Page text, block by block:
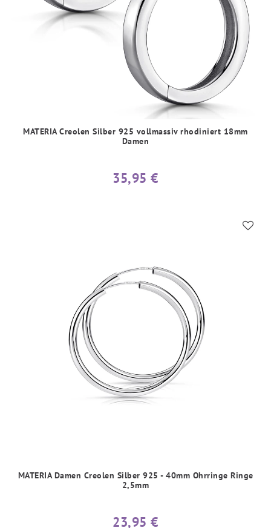
MATERIA Creolen Silber 925 vollmassiv rhodiniert 18mm
Damen
35,95 €
MATERIA Damen Creolen Silber 925 - 40mm Ohrringe Ringe
2,5mm
23,95 €